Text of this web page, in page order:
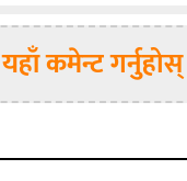
यहाँ कमेन्ट गर्नुहोस्